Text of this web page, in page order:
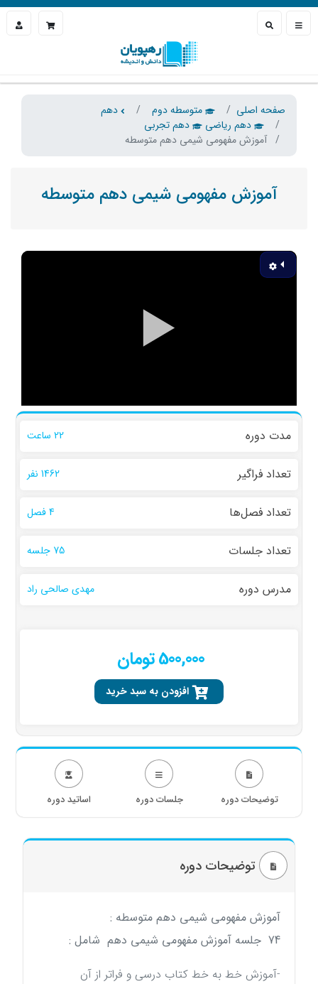
صفحه اصلی متوسطه دوم
دهم
دهم ریاضی
دهم تجربی
آموزش مفهومی شیمی دهم متوسطه
آموزش مفهومی شیمی دهم متوسطه
مدت دوره 22 ساعت
تعداد فراگیر 1462 نفر
تعداد فصل‌ها 4 فصل
تعداد جلسات 75 جلسه
مدرس دوره مهدی صالحی راد
500,000 تومان
افزودن به سبد خرید
توضیحات دوره جلسات دوره اساتید دوره
توضیحات دوره
آموزش مفهومی شیمی دهم متوسطه :
74 جلسه آموزش مفهومی شیمی دهم شامل :
-آموزش خط به خط کتاب درسی و فراتر از آن